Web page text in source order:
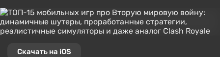
Скачать на iOS